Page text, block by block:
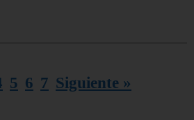
5 6 7 Siguiente »